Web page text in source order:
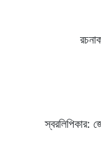
স্বরলিপিকার: